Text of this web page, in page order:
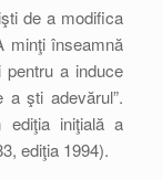
de a modifica
minţi înseamnă
pentru a induce
şti adevărul”.
ediţia iniţială a
ediţia 1994).